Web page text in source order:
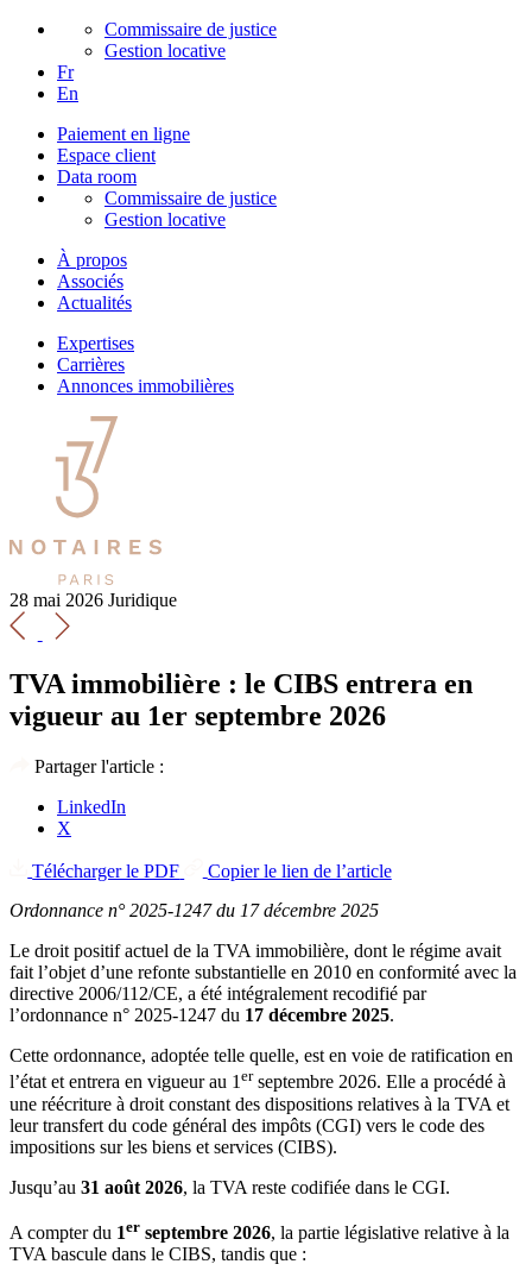
Commissaire de justice
Gestion locative
Fr
En
Paiement en ligne
Espace client
Data room
Commissaire de justice
Gestion locative
À propos
Associés
Actualités
Expertises
Carrières
Annonces immobilières
28 mai 2026 Juridique
TVA immobilière : le CIBS entrera en
vigueur au 1er septembre 2026
Partager l'article :
LinkedIn
X
Télécharger le PDF
Copier le lien de l’article
Ordonnance n° 2025-1247 du 17 décembre 2025
Le droit positif actuel de la TVA immobilière, dont le régime avait
fait l’objet d’une refonte substantielle en 2010 en conformité avec la
directive 2006/112/CE, a été intégralement recodifié par
l’ordonnance n° 2025-1247 du 17 décembre 2025.
Cette ordonnance, adoptée telle quelle, est en voie de ratification en
l’état et entrera en vigueur au 1erseptembre 2026. Elle a procédé à
une réécriture à droit constant des dispositions relatives à la TVA et
leur transfert du code général des impôts (CGI) vers le code des
impositions sur les biens et services (CIBS).
Jusqu’au 31 août 2026, la TVA reste codifiée dans le CGI.
A compter du 1er septembre 2026, la partie législative relative à la
TVA bascule dans le CIBS, tandis que :